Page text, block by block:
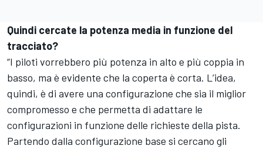
Quindi cercate la potenza media in funzione del
tracciato?
“I piloti vorrebbero più potenza in alto e più coppia in
basso, ma è evidente che la coperta è corta. L’idea,
quindi, è di avere una configurazione che sia il miglior
compromesso e che permetta di adattare le
configurazioni in funzione delle richieste della pista.
Partendo dalla configurazione base si cercano gli